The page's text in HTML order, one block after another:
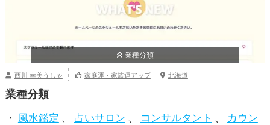
業種分類
西川 幸美うしゃ 家庭運・家族運アップ 北海道
業種分類
・ 風水鑑定 、 占いサロン 、 コンサルタント 、 カウン